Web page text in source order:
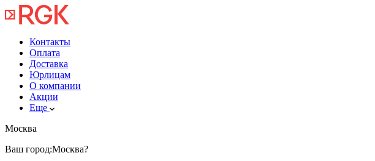
Контакты
Оплата
Доставка
Юрлицам
О компании
Акции
Еще
Москва
Ваш город:Москва?